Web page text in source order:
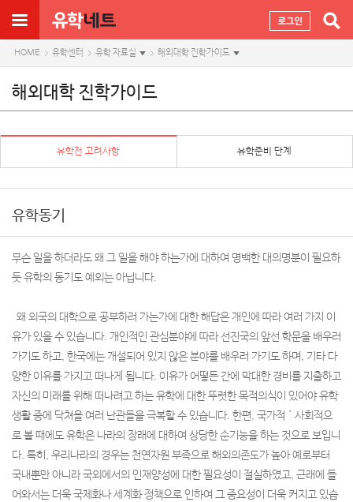
HOME 유학센터 유학 자료실 해외대학 진학가이드
해외대학 진학가이드
유학전 고려사항 유학준비 단계
유학동기
무슨 일을 하더라도 왜 그 일을 해야 하는가에 대하여 명백한 대의명분이 필요하
듯 유학의 동기도 예외는 아닙니다.
왜 외국의 대학으로 공부하러 가는가에 대한 해답은 개인에 따라 여러 가지 이
유가 있을 수 있습니다. 개인적인 관심분야에 따라 선진국의 앞선 학문을 배우러
가기도 하고, 한국에는 개설되어 있지 않은 분야를 배우러 가기도 하며, 기타 다
양한 이유를 가지고 떠나게 됩니다. 이유가 어떻든 간에 막대한 경비를 지출하고
자신의 미래를 위해 떠나려고 하는 유학에 대한 뚜렷한 목적의식이 있어야 유학
생활 중에 닥쳐올 여러 난관들을 극복할 수 있습니다. 한편, 국가적˙사회적으
로 볼 때에도 유학은 나라의 장래에 대하여 상당한 순기능을 하는 것으로 보입니
다. 특히, 우리나라의 경우는 천연자원 부족으로 해외의존도가 높아 예로부터
국내뿐만 아니라 국외에서의 인재양성에 대한 필요성이 절실하였고, 근래에 들
어와서는 더욱 국제화나 세계화 정책으로 인하여 그 중요성이 더욱 커지고 있습